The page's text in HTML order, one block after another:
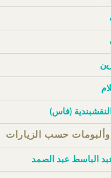
النقشبندية (فاس)
الباسط عبد الصمد